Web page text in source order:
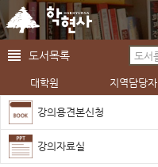
도서목록
대학원 지역담당자
강의용견본신청
강의자료실